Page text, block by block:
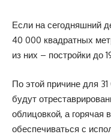
Если на сегодняшний
40 000 квадратных
из них – постройки до
По этой причине для
будут
облицовкой, а горячая
обеспечиваться с